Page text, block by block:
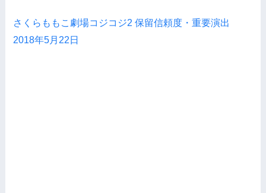
さくらももこ劇場コジコジ2 保留信頼度・重要演出
2018年5月22日